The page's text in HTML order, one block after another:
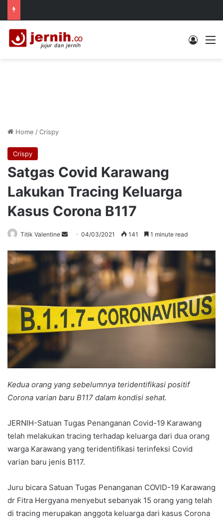
Log In
Home /Crispy
Crispy
Satgas Covid Karawang
Lakukan Tracing Keluarga
Kasus Corona B117
Titik Valentine
Send
email
04/03/2021 141 1 minute read
Kedua orang yang sebelumnya teridentifikasi positif
Corona varian baru B117 dalam kondisi sehat.
JERNIH-Satuan Tugas Penanganan Covid-19 Karawang
telah melakukan tracing terhadap keluarga dari dua orang
warga Karawang yang teridentifikasi terinfeksi Covid
varian baru jenis B117.
Juru bicara Satuan Tugas Penanganan COVID-19 Karawang
dr Fitra Hergyana menyebut sebanyak 15 orang yang telah
di tracing merupakan anggota keluarga dari kasus Corona